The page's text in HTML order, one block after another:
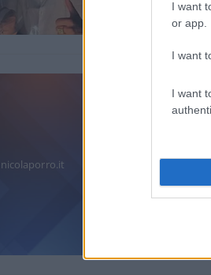
I want
or app.
I want
I want
nicolaporro.it